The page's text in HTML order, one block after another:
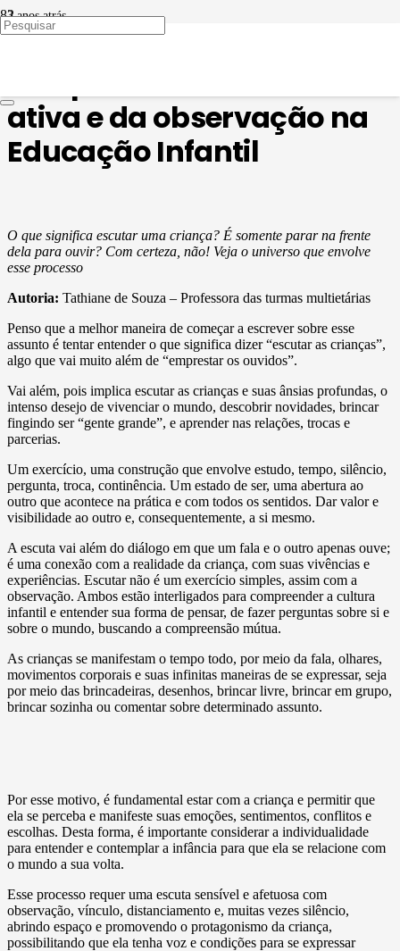
3 anos atrás
EDUCAÇÃO INFANTIL
ativa e da observação na
Educação Infantil
O que significa escutar uma criança? É somente parar na frente
dela para ouvir? Com certeza, não! Veja o universo que envolve
esse processo
Autoria: Tathiane de Souza – Professora das turmas multietárias
Penso que a melhor maneira de começar a escrever sobre esse
assunto é tentar entender o que significa dizer “escutar as crianças”,
algo que vai muito além de “emprestar os ouvidos”.
Vai além, pois implica escutar as crianças e suas ânsias profundas, o
intenso desejo de vivenciar o mundo, descobrir novidades, brincar
fingindo ser “gente grande”, e aprender nas relações, trocas e
parcerias.
Um exercício, uma construção que envolve estudo, tempo, silêncio,
pergunta, troca, continência. Um estado de ser, uma abertura ao
outro que acontece na prática e com todos os sentidos. Dar valor e
visibilidade ao outro e, consequentemente, a si mesmo.
A escuta vai além do diálogo em que um fala e o outro apenas ouve;
é uma conexão com a realidade da criança, com suas vivências e
experiências. Escutar não é um exercício simples, assim com a
observação. Ambos estão interligados para compreender a cultura
infantil e entender sua forma de pensar, de fazer perguntas sobre si e
sobre o mundo, buscando a compreensão mútua.
As crianças se manifestam o tempo todo, por meio da fala, olhares,
movimentos corporais e suas infinitas maneiras de se expressar, seja
por meio das brincadeiras, desenhos, brincar livre, brincar em grupo,
brincar sozinha ou comentar sobre determinado assunto.
Por esse motivo, é fundamental estar com a criança e permitir que
ela se perceba e manifeste suas emoções, sentimentos, conflitos e
escolhas. Desta forma, é importante considerar a individualidade
para entender e contemplar a infância para que ela se relacione com
o mundo a sua volta.
Esse processo requer uma escuta sensível e afetuosa com
observação, vínculo, distanciamento e, muitas vezes silêncio,
abrindo espaço e promovendo o protagonismo da criança,
possibilitando que ela tenha voz e condições para se expressar